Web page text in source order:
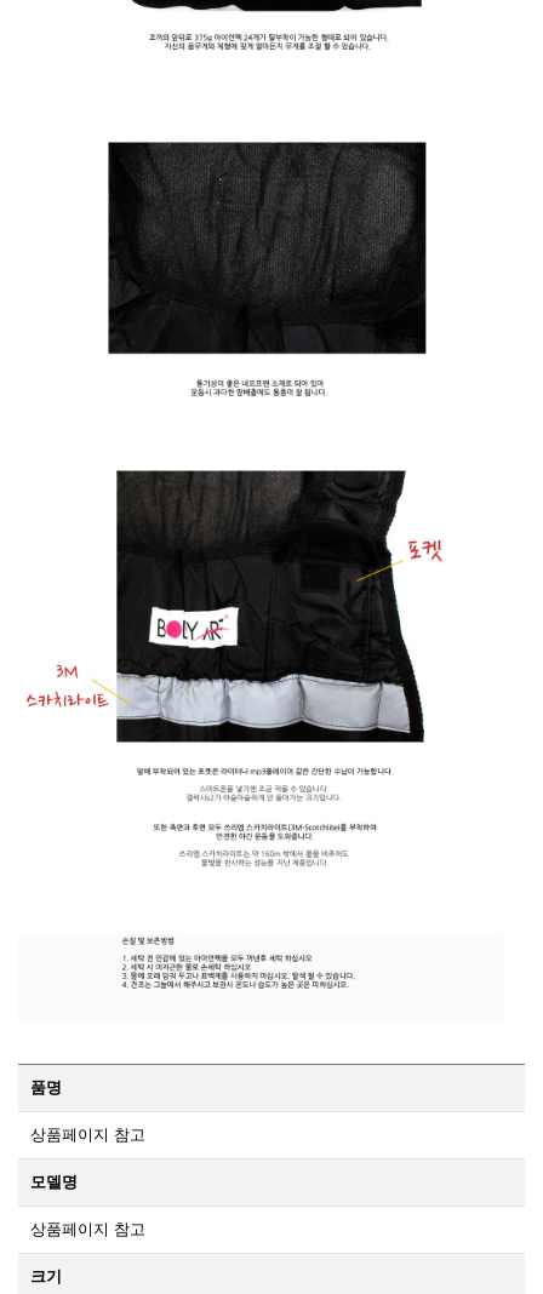
품명
상품페이지 참고
모델명
상품페이지 참고
크기